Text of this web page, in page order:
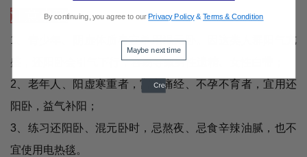
注意事项
1
青少年、阴虚体质者宜单用混元卧。因这类人群阳气亢
盛，还阳卧会引气下行，容易导致男性遗精、女性白带；
2、老年人、阳虚寒重者，宫寒痛经、不孕不育者，宜用还
阳卧，益气补阳；
3、练习还阳卧、混元卧时，忌熬夜、忌食辛辣油腻，也不
宜使用电热毯。
By continuing, you agree to our Privacy Policy&Terms & Condition
Maybe next time